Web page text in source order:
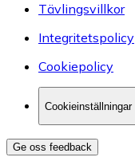
Tävlingsvillkor
Integritetspolicy
Cookiepolicy
Cookieinställningar
Ge oss feedback